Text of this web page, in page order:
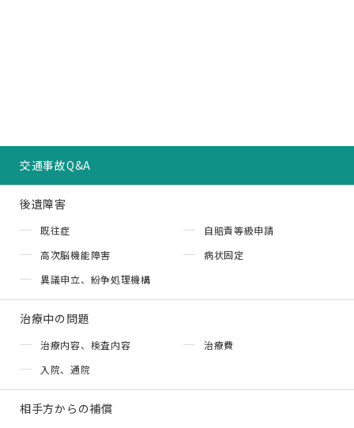
交通事故Q&A
後遺障害
既往症
自賠責等級申請
高次脳機能障害
病状固定
異議申立、紛争処理機構
治療中の問題
治療内容、検査内容
治療費
入院、通院
相手方からの補償